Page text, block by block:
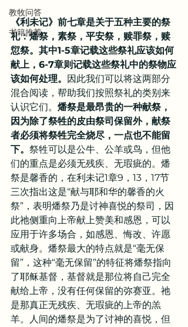
教牧问答
书籍推荐
《利未记》前七章是关于五种主要的祭
礼：燔祭，素祭，平安祭，赎罪祭，赎
愆祭。其中1-5章记载这些祭礼应该如何
献上，6-7章则记载这些祭礼中的祭物应
该如何处理。 因此我们可以将这两部分
混合阅读，帮助我们按照祭礼的类别来
认识它们。 燔祭是最昂贵的一种献祭，
因为除了祭牲的皮由祭司保留外，献祭
者必须将祭牲完全烧尽，一点也不能留
下。 祭牲可以是公牛、公羊或鸟，但他
们的重点是必须无残疾、无瑕疵的。燔
祭是馨香的，在利未记1章9，13，17节
三次指出这是“献与耶和华的馨香的火
祭”，表明燔祭乃是讨神喜悦的祭司，因
此祂侧重向上帝献上赞美和感恩，可以
应用于许多场合，如感恩、悔改、许愿
或献身。燔祭最大的特点就是“毫无保
留”，这种“毫无保留”的特征将燔祭指向
了耶稣基督，基督就是那位将自己完全
献给上帝，没有任何保留的弥赛亚。祂
是那真正无残疾、无瑕疵的上帝的羔
羊。人间的燔祭是为了讨神的喜悦，但